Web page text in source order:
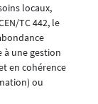
locaux,
TC 442, le
à une gestion
en cohérence
ou